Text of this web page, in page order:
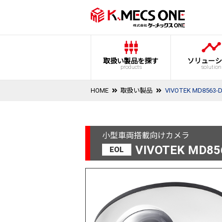
取扱い製品を探す
products
ソリュー
solution
HOME 取扱い製品 VIVOTEK MD8563-
小型車両搭載向けカメラ
EOL VIVOTEK